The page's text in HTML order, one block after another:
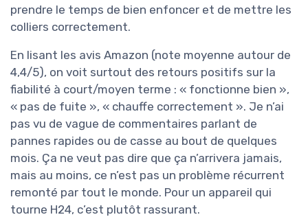
prendre le temps de bien enfoncer et de mettre les
colliers correctement.
En lisant les avis Amazon (note moyenne autour de
4,4/5), on voit surtout des retours positifs sur la
fiabilité à court/moyen terme : « fonctionne bien »,
« pas de fuite », « chauffe correctement ». Je n’ai
pas vu de vague de commentaires parlant de
pannes rapides ou de casse au bout de quelques
mois. Ça ne veut pas dire que ça n’arrivera jamais,
mais au moins, ce n’est pas un problème récurrent
remonté par tout le monde. Pour un appareil qui
tourne H24, c’est plutôt rassurant.